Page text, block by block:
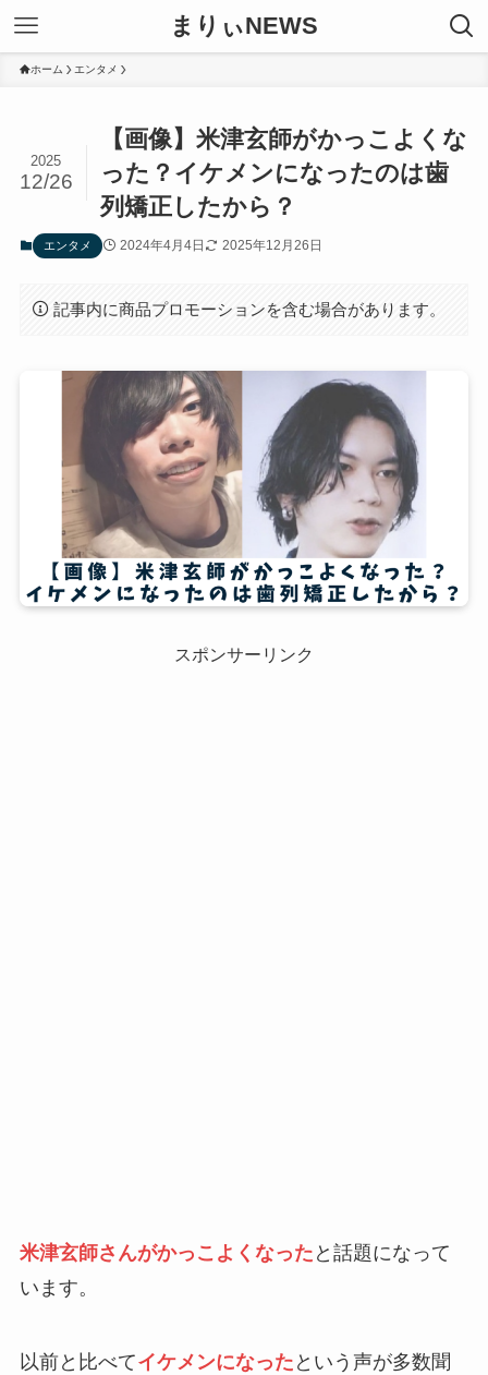
まりぃNEWS
ホーム エンタメ
【画像】米津玄師がかっこよくな
った？イケメンになったのは歯
列矯正したから？
2025
12/26
エンタメ 2024年4月4日 2025年12月26日
記事内に商品プロモーションを含む場合があります。
スポンサーリンク
米津玄師さんがかっこよくなった と話題になって
います。
以前と比べてイケメンになった という声が多数聞